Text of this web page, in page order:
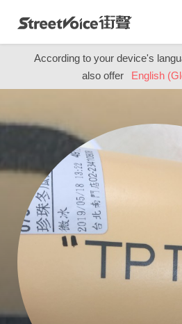
According to your device's
also offer
English